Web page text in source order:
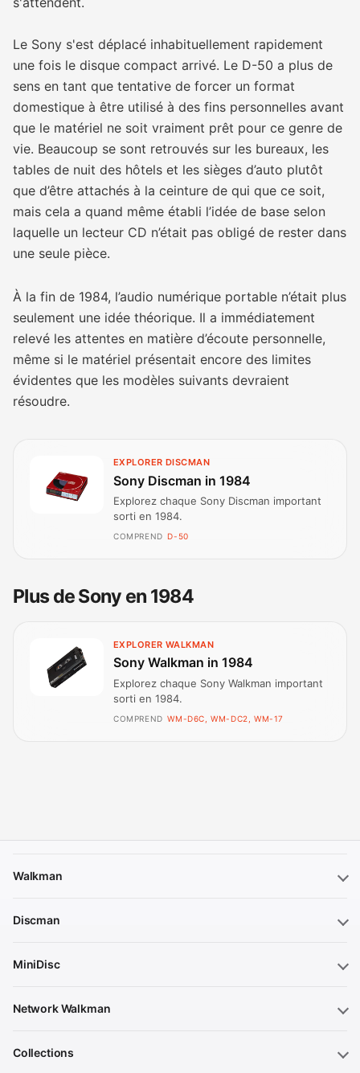
Le Sony s'est déplacé inhabituellement rapidement
une fois le disque compact arrivé. Le D-50 a plus de
sens en tant que tentative de forcer un format
domestique à être utilisé à des fins personnelles avant
que le matériel ne soit vraiment prêt pour ce genre de
vie. Beaucoup se sont retrouvés sur les bureaux, les
tables de nuit des hôtels et les sièges d’auto plutôt
que d’être attachés à la ceinture de qui que ce soit,
mais cela a quand même établi l’idée de base selon
laquelle un lecteur CD n’était pas obligé de rester dans
une seule pièce.
À la fin de 1984, l’audio numérique portable n’était plus
seulement une idée théorique. Il a immédiatement
relevé les attentes en matière d’écoute personnelle,
même si le matériel présentait encore des limites
évidentes que les modèles suivants devraient
résoudre.
EXPLORER DISCMAN
Sony Discman in 1984
Explorez chaque Sony Discman important
sorti en 1984.
COMPREND D-50
Plus de Sony en 1984
EXPLORER WALKMAN
Sony Walkman in 1984
Explorez chaque Sony Walkman important
sorti en 1984.
COMPREND WM-D6C, WM-DC2, WM-17
Walkman
Discman
MiniDisc
Network Walkman
Collections